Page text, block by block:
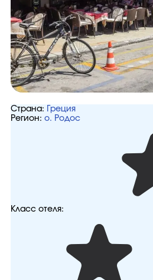
Страна:
Греция
Регион: о. Родос
Класс отеля: